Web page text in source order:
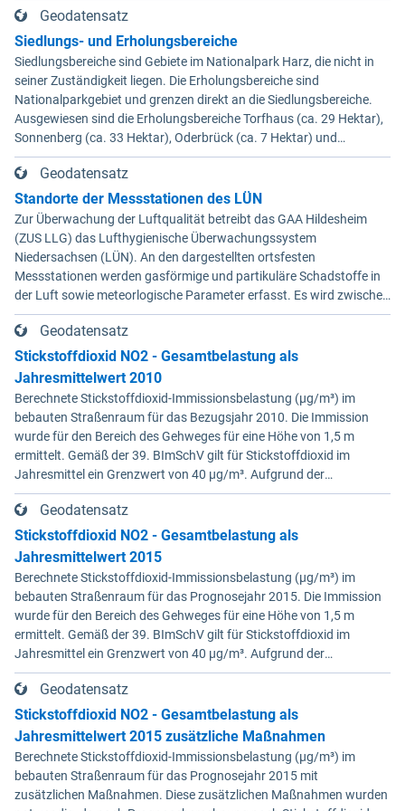
geringste Veränderungen ihrer
Wuchsbedingungen besonders
gefährdet.Quellennachweis:
Biosphärenreservatsverwaltung
Niedersächsische Elbtalaue;
Biosphärenreservatsplan „Niedersächsische
Elbtalaue“ vom 17.03.2009.
Natur und Landschaft ohne ergänzende
Informationen nicht geeignet. Da in der BÜK50
im Bereich des Laaver Moores kein Hochmoor
verzeichnet ist, wurden Biotope der Hoch- und
Übergangsmoore sowie Birken- und
Kiefernwald (WVZ, WVP) aus der
Biotoptypenkartierung (ENTERA 2004) in
Textkarte 3 ergänzend in Einheit Nr. 15 mit
aufgenommen. Eine weitergehende
regionsspezifische Anpassung kann für die
Waldlflächen auf der Grundlage der derzeit
noch in Bearbeitung befindlichen forstlichen
Standortkarte erfolgen: • Für die
Talsandniederungen in den Rensgebieten
ergibt sich aufgrund der in der BÜK50
dargestellten großräumigen Gleye die
Zuordnung zur Einheit 6 – Drahtschmielen-
Buchenwald des Tieflandes im Übergang zum
Flattergras-Buchenwald. Tatsächlich sind
diese aber nur im Übergang zum Carrenziener
Dünenzug zu erwarten, während in der
Niederung selbst Stieleichen-Auenwald
(Einheiten Nr. 34 bzw. 36) die PNV bestimmt. •
Die PNV-Einheit 14 - Feuchter Birken-
Eichenwald des Tieflandes im Übergang zu
beinhaltet unter anderem reiche Erlenbrüche
im Bohldamm und aueähnliche Erlen- und
Eichenmischwälder im Rens. Menschliche
Einflüsse werden dabei nur so weit
berücksichtigt, wie sie zu bleibenden
Standortveränderungen geführt haben. Für
die Elbtalaue ist die wichtigste anthropogene
Veränderung die Bedeichung. Die dargestellten
Vegetationseinheiten gelten unter der
Voraussetzung, dass die Deichbauwerke in
ihrer derzeitigen Funktion bestehen, was aus
der Abgrenzung der PNV-Einheiten Nr. 36 und
38 im Kartenbild deutlich wird. Im Elbvorland
dominieren Stieleichen-Auenwälder die PNV, in
der Stromaue außerhalb des
Überflutungsbereiches Waldmeister-
werden.Geodatensatz
Siedlungs- und Erholungsbereiche
Siedlungsbereiche sind Gebiete im Nationalpark Harz, die nicht in
seiner Zuständigkeit liegen. Die Erholungsbereiche sind
Nationalparkgebiet und grenzen direkt an die Siedlungsbereiche.
Ausgewiesen sind die Erholungsbereiche Torfhaus (ca. 29 Hektar),
Sonnenberg (ca. 33 Hektar), Oderbrück (ca. 7 Hektar) und
Königskrug (ca. 6 Hektar).
Geodatensatz
Standorte der Messstationen des LÜN
Zur Überwachung der Luftqualität betreibt das GAA Hildesheim
(ZUS LLG) das Lufthygienische Überwachungssystem
Niedersachsen (LÜN). An den dargestellten ortsfesten
Messstationen werden gasförmige und partikuläre Schadstoffe in
der Luft sowie meteorlogische Parameter erfasst. Es wird zwischen
verkehrsnahen, industriell geprägten und Messstationen im
städtischen, vorstädtischen bzw. ländlichen Hintergrund
unterschieden.
Geodatensatz
Stickstoffdioxid NO2 - Gesamtbelastung als
Jahresmittelwert 2010
Berechnete Stickstoffdioxid-Immissionsbelastung (µg/m³) im
bebauten Straßenraum für das Bezugsjahr 2010. Die Immission
wurde für den Bereich des Gehweges für eine Höhe von 1,5 m
ermittelt. Gemäß der 39. BImSchV gilt für Stickstoffdioxid im
Jahresmittel ein Grenzwert von 40 µg/m³. Aufgrund der
modelltypischen „Unschärfe“ ist jedoch bereits bei berechneten
Werten ab 33 µg/m³ die Überschreitung des Stickstoffdioxid-
Grenzwertes möglich. Die Berechnungen dienen der NO2-
Notifizierung (Fristverlängerung).
Geodatensatz
Stickstoffdioxid NO2 - Gesamtbelastung als
Jahresmittelwert 2015
Berechnete Stickstoffdioxid-Immissionsbelastung (µg/m³) im
bebauten Straßenraum für das Prognosejahr 2015. Die Immission
wurde für den Bereich des Gehweges für eine Höhe von 1,5 m
ermittelt. Gemäß der 39. BImSchV gilt für Stickstoffdioxid im
Jahresmittel ein Grenzwert von 40 µg/m³. Aufgrund der
modelltypischen „Unschärfe“ ist jedoch bereits bei berechneten
Werten ab 33 µg/m³ die Überschreitung des Stickstoffdioxid-
Grenzwertes möglich. Die Berechnungen dienen der NO2-
Notifizierung (Fristverlängerung).
Geodatensatz
Stickstoffdioxid NO2 - Gesamtbelastung als
Jahresmittelwert 2015 zusätzliche Maßnahmen
Berechnete Stickstoffdioxid-Immissionsbelastung (µg/m³) im
bebauten Straßenraum für das Prognosejahr 2015 mit
zusätzlichen Maßnahmen. Diese zusätzlichen Maßnahmen wurden